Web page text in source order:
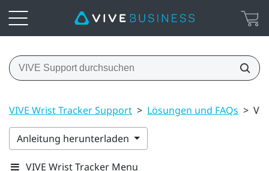
VIVE Wrist Tracker Support > Lösungen und FAQs >
Anleitung herunterladen
VIVE Wrist Tracker Menu